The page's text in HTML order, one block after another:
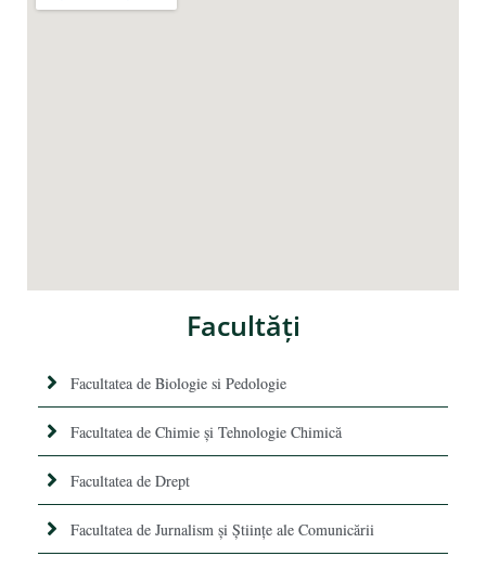
Facultăţi
Facultatea de Biologie si Pedologie
Facultatea de Chimie şi Tehnologie Chimică
Facultatea de Drept
Facultatea de Jurnalism şi Ştiinţe ale Comunicării